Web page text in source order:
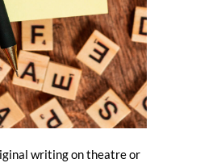
writing on theatre or